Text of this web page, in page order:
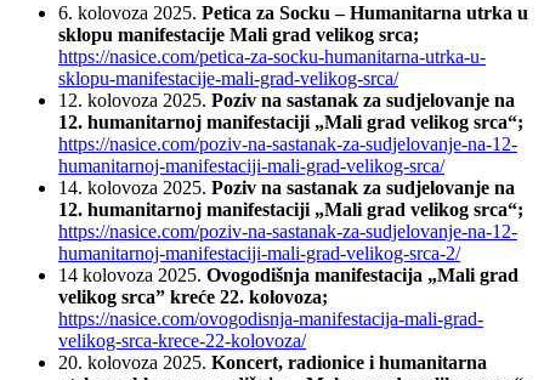
6. kolovoza 2025. Petica za Socku – Humanitarna utrka u
sklopu manifestacije Mali grad velikog srca;
https://nasice.com/petica-za-socku-humanitarna-utrka-u-
sklopu-manifestacije-mali-grad-velikog-srca/
12. kolovoza 2025. Poziv na sastanak za sudjelovanje na
12. humanitarnoj manifestaciji „Mali grad velikog srca“;
https://nasice.com/poziv-na-sastanak-za-sudjelovanje-na-12-
humanitarnoj-manifestaciji-mali-grad-velikog-srca/
14. kolovoza 2025. Poziv na sastanak za sudjelovanje na
12. humanitarnoj manifestaciji „Mali grad velikog srca“;
https://nasice.com/poziv-na-sastanak-za-sudjelovanje-na-12-
humanitarnoj-manifestaciji-mali-grad-velikog-srca-2/
14 kolovoza 2025. Ovogodišnja manifestacija „Mali grad
velikog srca” kreće 22. kolovoza;
https://nasice.com/ovogodisnja-manifestacija-mali-grad-
velikog-srca-krece-22-kolovoza/
20. kolovoza 2025. Koncert, radionice i humanitarna